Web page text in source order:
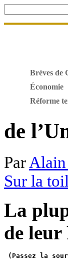
Brèves de
Économie
Réforme
de
Par
Sur la
La
de leur
(Passez la